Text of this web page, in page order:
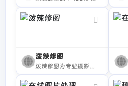
泼辣修图
泼辣修图为专业摄影师和摄影发烧友打造轻量,高效,顶级的修图软件,媲美PhotoShop和Lightroom,操作简便,目前在全球拥有专业用户一千万.